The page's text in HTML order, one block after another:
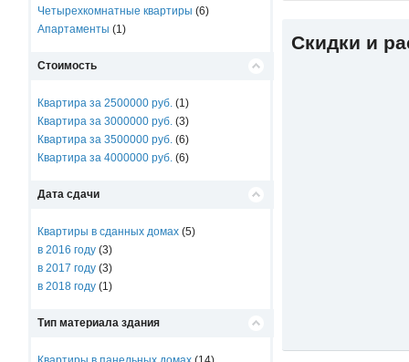
Четырехкомнатные квартиры (6)
Апартаменты (1)
Стоимость
Квартира за 2500000 руб. (1)
Квартира за 3000000 руб. (3)
Квартира за 3500000 руб. (6)
Квартира за 4000000 руб. (6)
Дата сдачи
Квартиры в сданных домах (5)
в 2016 году (3)
в 2017 году (3)
в 2018 году (1)
Тип материала здания
Скидки и